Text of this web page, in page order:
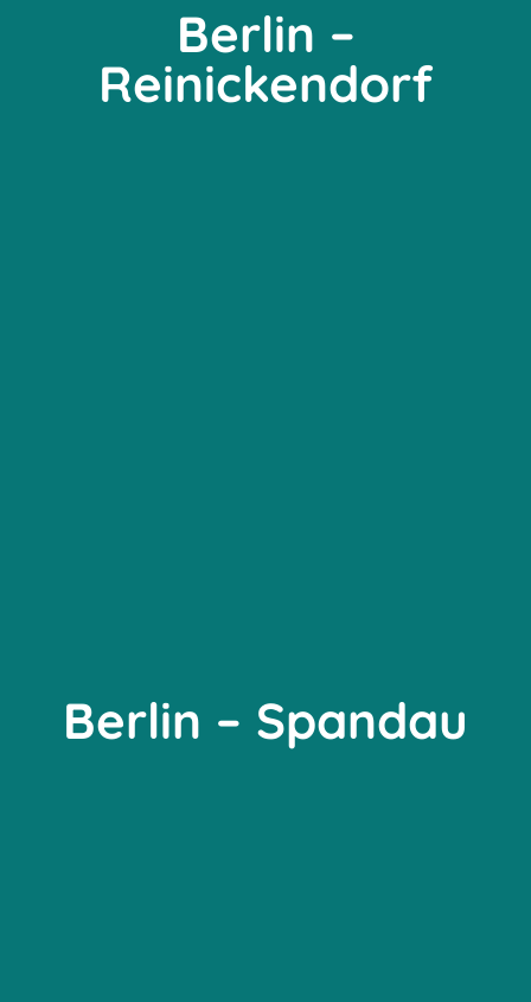
Berlin –
Reinickendorf
Berlin – Spandau